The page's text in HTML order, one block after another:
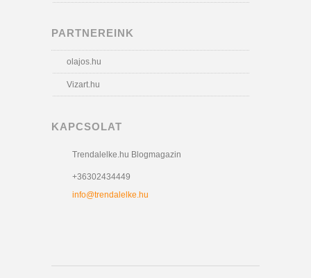
PARTNEREINK
olajos.hu
Vizart.hu
KAPCSOLAT
Trendalelke.hu Blogmagazin
+36302434449
info@trendalelke.hu